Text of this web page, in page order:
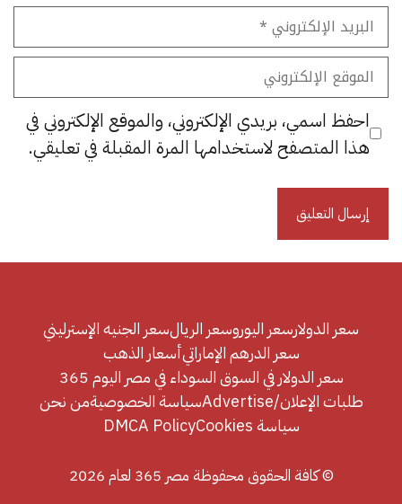
البريد
الإلكتروني
الموقع
الإلكتروني
احفظ اسمي، بريدي الإلكتروني، والموقع الإلكتروني في
هذا المتصفح لاستخدامها المرة المقبلة في تعليقي.
سعر الدولارسعر اليوروسعر الريالسعر الجنيه الإسترليني
سعر الدرهم الإماراتيأسعار الذهب
سعر الدولار في السوق السوداء في مصر اليوم 365
طلبات الإعلان/Advertise
سياسة الخصوصيةمن نحن
سياسة Cookies
DMCA Policy
© كافة الحقوق محفوظة مصر 365 لعام 2026